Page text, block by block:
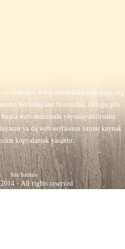
videoları www.ortodokslartoplulugu.org
bütünlüğünü bozmadan, olduğu gibi
başka web sitelerinde yayınlayabilirsiniz.
ya da web sayfasının ismini kaynak
kopyalamak yasaktır.
Site haritası
- All rights reserved